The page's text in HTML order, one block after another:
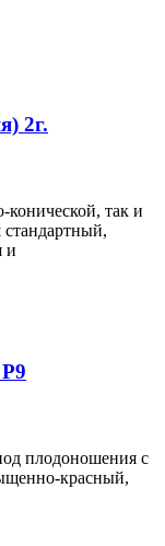
2г.
так и
и
плодоношения с
красный,